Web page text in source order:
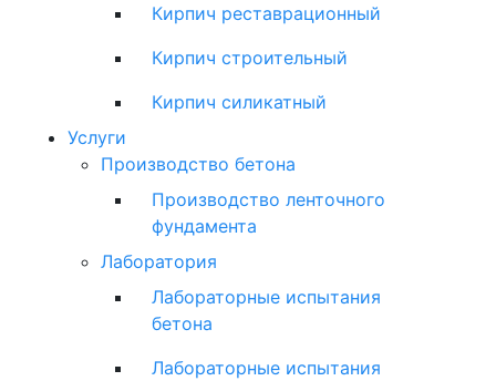
Кирпич реставрационный
Кирпич строительный
Кирпич силикатный
Услуги
Производство бетона
Производство ленточного
фундамента
Лаборатория
Лабораторные испытания
бетона
Лабораторные испытания